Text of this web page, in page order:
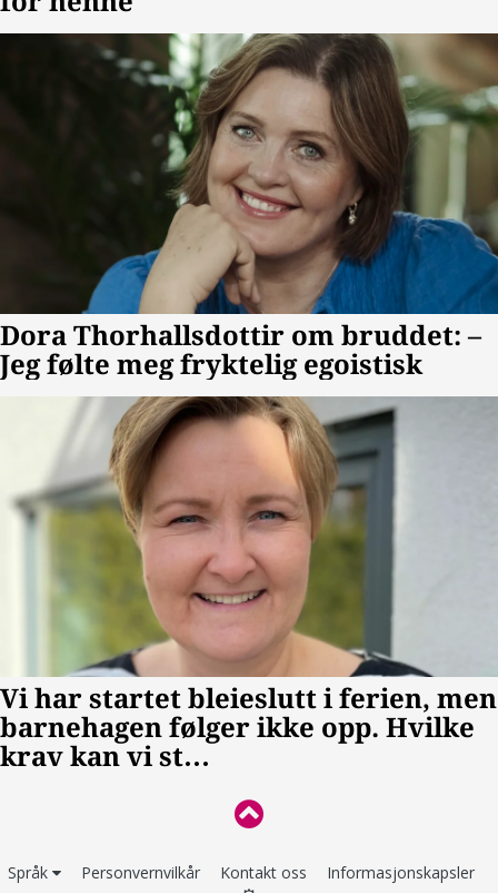
Språk Personvernvilkår Kontakt oss Informasjonskapsler